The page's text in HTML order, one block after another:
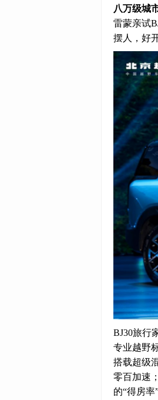
八万级城
雷蒙亲试
摆人，好
BJ30旅行
专业越野
搭载超级
零百加速
的“得房